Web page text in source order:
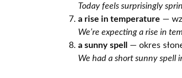
Today feels surprisingly
a rise in temperature —
We’re expecting a rise in
a sunny spell
— okres
We had a short sunny spell